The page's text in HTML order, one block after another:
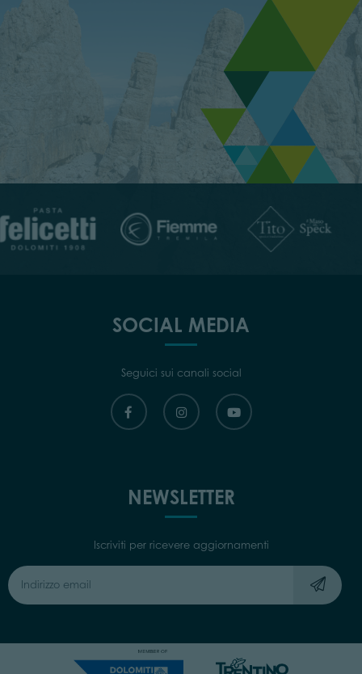
SOCIAL MEDIA
Seguici sui canali social
NEWSLETTER
Iscriviti per ricevere aggiornamenti